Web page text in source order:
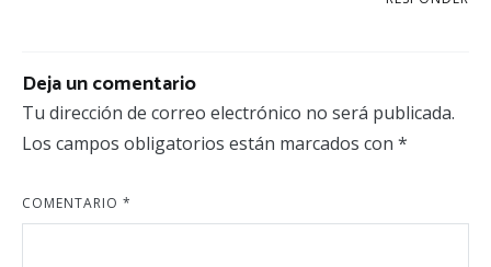
Deja un comentario
Tu dirección de correo electrónico no será publicada.
Los campos obligatorios están marcados con *
COMENTARIO *